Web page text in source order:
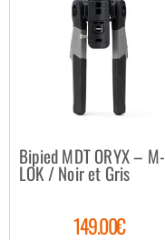
Bipied MDT ORYX – M-
LOK / Noir et Gris
149.00€